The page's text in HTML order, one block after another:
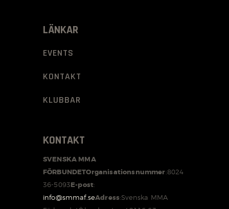
LÄNKAR
EVENTS
KONTAKT
KLUBBAR
KONTAKT
SVENSKA MMA
FÖRBUNDETOrganisationsnummer:8024
36-5093E-post:
info@smmaf.seAdress:Svenska MMA